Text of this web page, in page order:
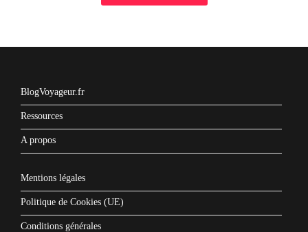
BlogVoyageur.fr
Ressources
A propos
Mentions légales
Politique de Cookies (UE)
Conditions générales